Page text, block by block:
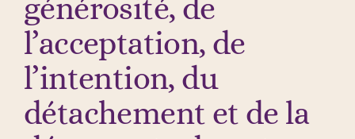
générosité, de
l’acceptation, de
l’intention, du
détachement et de la